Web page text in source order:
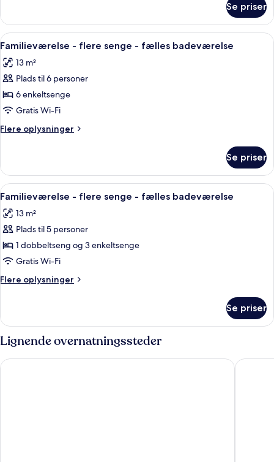
fælles
badeværelse
-
flere
senge
fælles
badeværelse
Se priser
Indlæs
alle
billeder
af
Familieværelse
-
flere
senge
fælles
badeværelse
Et soveværelse med køjeseng, en
9
Familieværelse - flere senge - fælles badeværelse
13 m²
Plads til 6 personer
6 enkeltsenge
Gratis Wi-Fi
Flere oplysninger
Flere
-
flere
senge
fælles
badeværelse
Se priser
Indlæs
alle
billeder
af
Familieværelse
-
flere
senge
fælles
badeværelse
Et hotelværelse med køjeseng,
8
Familieværelse - flere senge - fælles badeværelse
13 m²
Plads til 5 personer
1 dobbeltseng og 3 enkeltsenge
Gratis Wi-Fi
Flere oplysninger
Flere
-
flere
senge
fælles
Se priser
Lignende overnatningssteder
Première Classe Roissy - Aéroport Charles De Gaulle ibis